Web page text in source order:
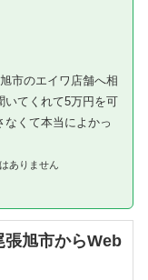
市のエイワ店舗へ相
いてくれて5万円を可
くて本当によかっ
ありません
旭市からWeb